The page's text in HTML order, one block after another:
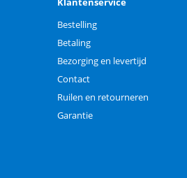
Bestelling
Betaling
Bezorging en levertijd
Contact
Ruilen en retourneren
Garantie